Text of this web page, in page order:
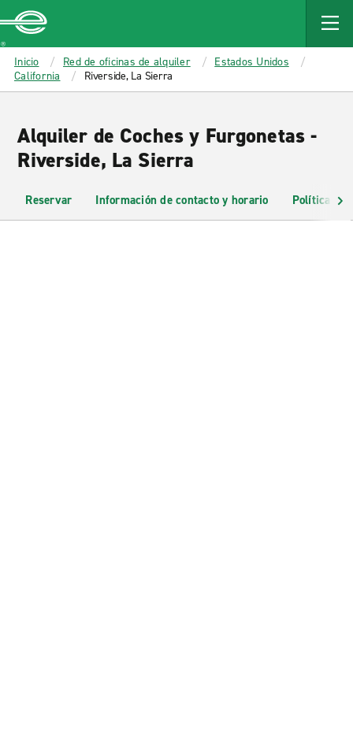
MAIN
CONTENT
Enterprise
Inicio Red de oficinas de alquiler
Estados Unidos
California
Riverside, La Sierra
Alquiler de Coches y Furgonetas -
Riverside, La Sierra
Reservar Información de contacto y horario Políticas